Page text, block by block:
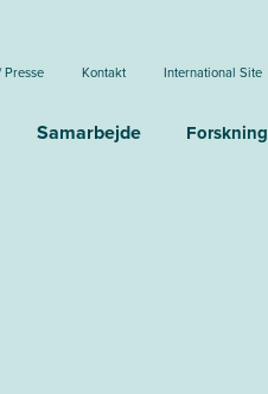
Presse Kontakt International Site
Samarbejde Forskning